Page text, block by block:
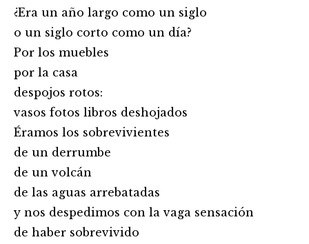
¿Era un año largo como un siglo
o un siglo corto como un día?
Por los muebles
por la casa
despojos rotos:
vasos fotos libros deshojados
Éramos los sobrevivientes
de un derrumbe
de un volcán
de las aguas arrebatadas
y nos despedimos con la vaga sensación
de haber sobrevivido